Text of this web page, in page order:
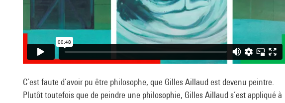
C’est faute d’avoir pu être philosophe, que Gilles Aillaud est devenu peintre.
Plutôt toutefois que de peindre une philosophie, Gilles Aillaud s’est appliqué à